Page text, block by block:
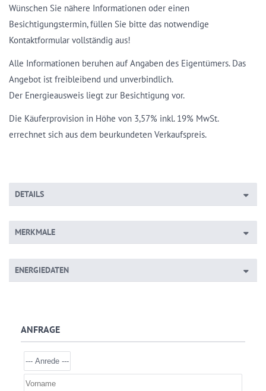
Wünschen Sie nähere Informationen oder einen
Besichtigungstermin, füllen Sie bitte das notwendige
Kontaktformular vollständig aus!
Alle Informationen beruhen auf Angaben des Eigentümers. Das
Angebot ist freibleibend und unverbindlich.
Der Energieausweis liegt zur Besichtigung vor.
Die Käuferprovision in Höhe von 3,57% inkl. 19% MwSt.
errechnet sich aus dem beurkundeten Verkaufspreis.
DETAILS
MERKMALE
ENERGIEDATEN
ANFRAGE